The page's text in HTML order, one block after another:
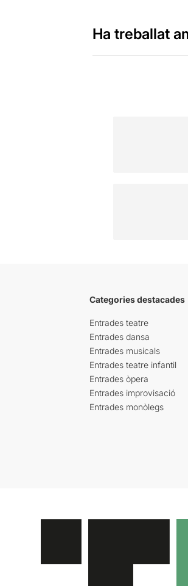
Ha treballat
Categories destacades
Entrades teatre
Entrades dansa
Entrades musicals
Entrades teatre infantil
Entrades òpera
Entrades improvisació
Entrades monòlegs